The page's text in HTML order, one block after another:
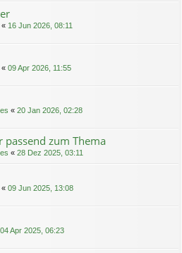
« 16 Jun 2026, 08:11
« 09 Apr 2026, 11:55
« 20 Jan 2026, 02:28
passend zum Thema
« 28 Dez 2025, 03:11
« 09 Jun 2025, 13:08
04 Apr 2025, 06:23